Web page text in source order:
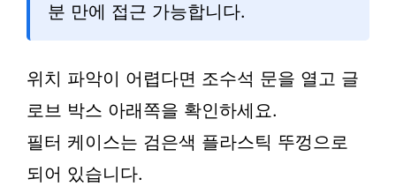
분 만에 접근 가능합니다.
위치 파악이 어렵다면 조수석 문을 열고 글
로브 박스 아래쪽을 확인하세요.
필터 케이스는 검은색 플라스틱 뚜껑으로
되어 있습니다.